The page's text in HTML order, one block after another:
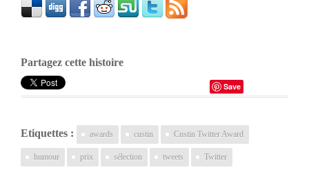
Partagez cette histoire
Save
Etiquettes : awards custin Custin Twitter Award
humour prix sélection tweets Twitter